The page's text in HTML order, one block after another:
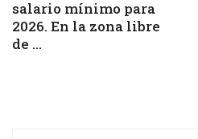
salario mínimo para
2026. En la zona libre
de ...